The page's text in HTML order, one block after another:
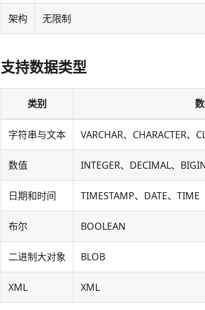
架构 无限制
支持数据类型
类别
字符串与文本 VARCHAR、CHARACTER、
数值 INTEGER、DECIMAL、
日期和时间 TIMESTAMP、DATE、TIME
布尔 BOOLEAN
二进制大对象 BLOB
XML XML